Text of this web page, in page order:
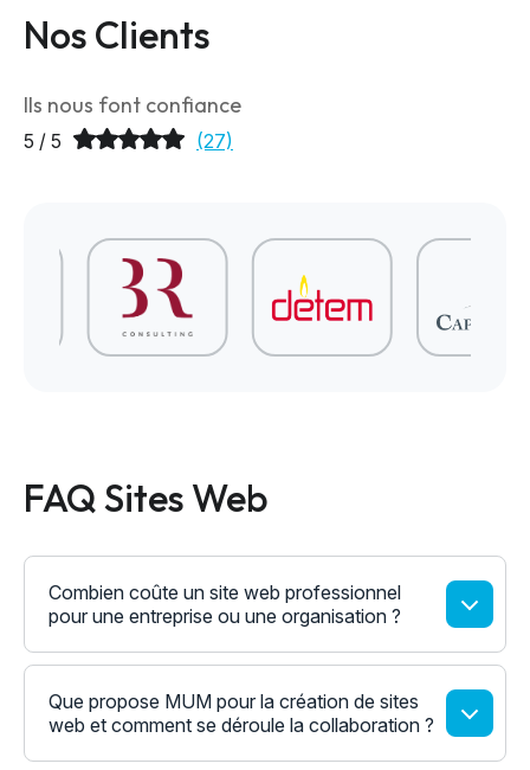
Nos Clients
Ils nous font confiance
5 / 5 (27)
FAQ Sites Web
Combien coûte un site web professionnel
pour une entreprise ou une organisation ?
Que propose MUM pour la création de sites
web et comment se déroule la collaboration ?